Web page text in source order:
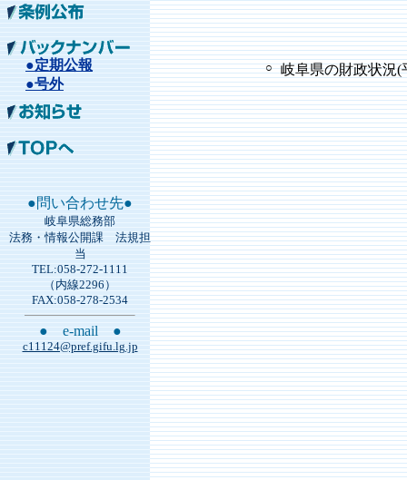
●定期公報
●号外
●問い合わせ先●
岐阜県総務部
法務・情報公開課 法規担
当
TEL:058-272-1111
（内線2296）
FAX:058-278-2534
● e-mail ●
c11124@pref.gifu.lg.jp
○ 岐阜県の財政状況(